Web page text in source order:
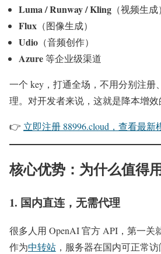
Luma / Runway / Kling （视频生成）
Flux （图像生成）
Udio （音频创作）
Azure等企业级渠道
一个 key，打通全场，不用分别注册
理。对开发者来说，这就是降本增效
👉 立即注册 88996.cloud，查看最新
核心优势：为什么值得
1. 国内直连，无需代理
很多人用 OpenAI 官方 API，第一关
作为中转站 ，服务器在国内可正常